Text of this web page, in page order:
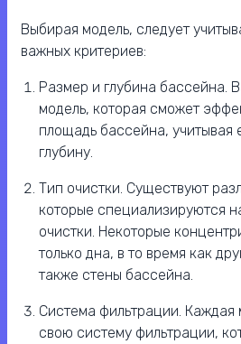
Выбирая модель, следует
важных критериев:
Размер и глубина бассейна.
модель, которая сможет
площадь бассейна, учитывая
глубину.
Тип очистки. Существуют
которые специализируются
очистки. Некоторые
только дна, в то время как
также стены бассейна.
Система фильтрации. Каждая
свою систему фильтрации,